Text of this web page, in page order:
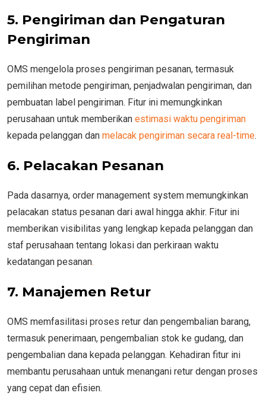
5. Pengiriman dan Pengaturan
Pengiriman
OMS mengelola proses pengiriman pesanan, termasuk
pemilihan metode pengiriman, penjadwalan pengiriman, dan
pembuatan label pengiriman. Fitur ini memungkinkan
perusahaan untuk memberikan estimasi waktu pengiriman
kepada pelanggan dan melacak pengiriman secara real-time.
6. Pelacakan Pesanan
Pada dasarnya, order management system memungkinkan
pelacakan status pesanan dari awal hingga akhir. Fitur ini
memberikan visibilitas yang lengkap kepada pelanggan dan
staf perusahaan tentang lokasi dan perkiraan waktu
kedatangan pesanan.
7. Manajemen Retur
OMS memfasilitasi proses retur dan pengembalian barang,
termasuk penerimaan, pengembalian stok ke gudang, dan
pengembalian dana kepada pelanggan. Kehadiran fitur ini
membantu perusahaan untuk menangani retur dengan proses
yang cepat dan efisien.